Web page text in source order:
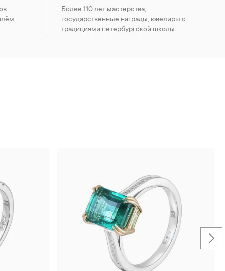
Более 110 лет мастерства,
государственные награды, ювелиры с
традициями петербургской школы.